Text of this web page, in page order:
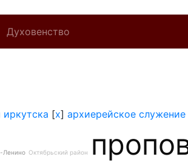
Духовенство
[x] архиерейское служение
Ленино Октябрьский район